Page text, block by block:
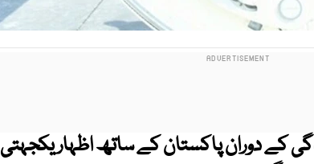
کے دوران پاکستان کے ساتھ اظہار یکجہتی